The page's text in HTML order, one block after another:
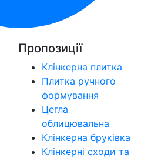
Пропозиції
Клінкерна плитка
Плитка ручного
формування
Цегла
облицювальна
Клінкерна бруківка
Клінкерні сходи та